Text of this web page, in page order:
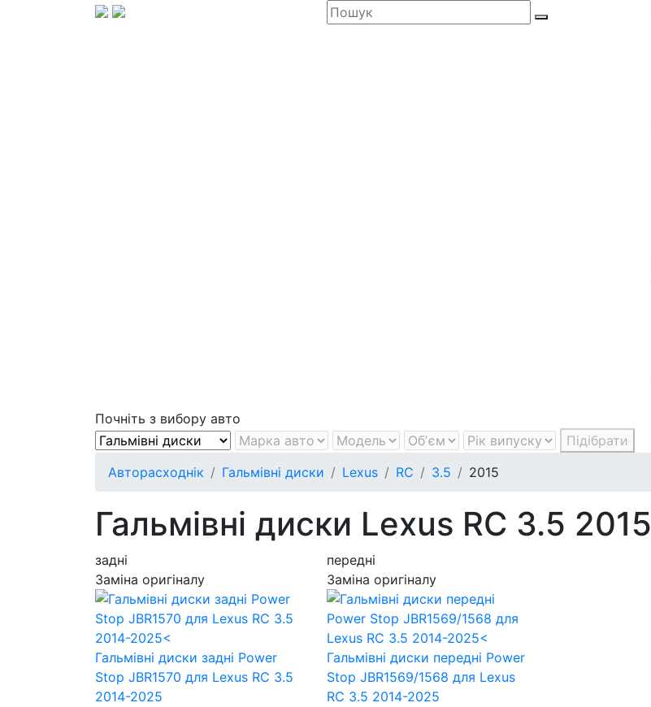
Почніть з вибору авто
Підібрати
Авторасходнік
Гальмівні диски Lexus RC 3.5 2015
Гальмівні диски Lexus RC 3.5 2015
задні
Заміна оригіналу
Гальмівні диски задні Power
Stop JBR1570 для Lexus RC 3.5
2014-2025
передні
Заміна оригіналу
Гальмівні диски передні Power
Stop JBR1569/1568 для Lexus
RC 3.5 2014-2025